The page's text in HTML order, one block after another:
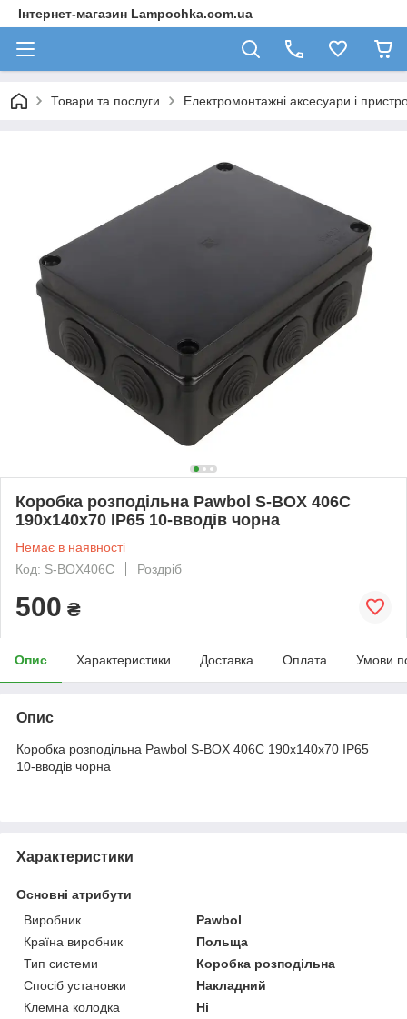
Інтернет-магазин Lampochka.com.ua
Товари та послуги Електромонтажні аксесуари і
Коробка розподільна Pawbol S-BOX 406C
190x140x70 IP65 10-вводів чорна
Немає в наявності
Код: S-BOX406C
Роздріб
500 ₴
Опис Характеристики Доставка Оплата Умови
Опис
Коробка розподільна Pawbol S-BOX 406C 190x140x70 IP65
10-вводів чорна
Характеристики
Основні атрибути
Виробник
Pawbol
Країна виробник
Польща
Тип системи
Коробка розподільна
Спосіб установки
Накладний
Клемна колодка
Ні